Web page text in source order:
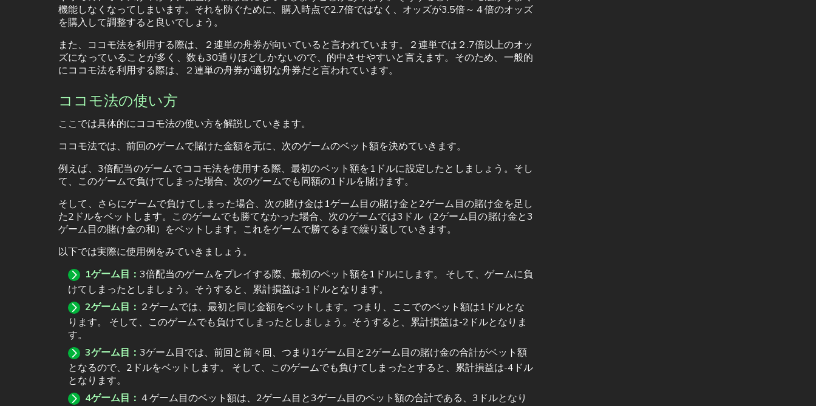
機能しなくなってしまいます。それを防ぐために、購入時点で2.7倍ではなく、オッズが3.5倍～４倍のオッズ
を購入して調整すると良いでしょう。
また、ココモ法を利用する際は、２連単の舟券が向いていると言われています。２連単では２.7倍以上のオッ
ズになっていることが多く、数も30通りほどしかないので、的中させやすいと言えます。そのため、一般的
にココモ法を利用する際は、２連単の舟券が適切な舟券だと言われています。
ココモ法の使い方
ここでは具体的にココモ法の使い方を解説していきます。
ココモ法では、前回のゲームで賭けた金額を元に、次のゲームのベット額を決めていきます。
例えば、3倍配当のゲームでココモ法を使用する際、最初のベット額を1ドルに設定したとしましょう。そし
て、このゲームで負けてしまった場合、次のゲームでも同額の1ドルを賭けます。
そして、さらにゲームで負けてしまった場合、次の賭け金は1ゲーム目の賭け金と2ゲーム目の賭け金を足し
た2ドルをベットします。このゲームでも勝てなかった場合、次のゲームでは3ドル（2ゲーム目の賭け金と3
ゲーム目の賭け金の和）をベットします。これをゲームで勝てるまで繰り返していきます。
以下では実際に使用例をみていきましょう。
1ゲーム目： 3倍配当のゲームをプレイする際、最初のベット額を1ドルにします。 そして、ゲームに負
けてしまったとしましょう。そうすると、累計損益は-1ドルとなります。
2ゲーム目： ２ゲームでは、最初と同じ金額をベットします。つまり、ここでのベット額は1ドルとな
ります。 そして、このゲームでも負けてしまったとしましょう。そうすると、累計損益は-2ドルとなりま
す。
3ゲーム目： 3ゲーム目では、前回と前々回、つまり1ゲーム目と2ゲーム目の賭け金の合計がベット額
となるので、2ドルをベットします。 そして、このゲームでも負けてしまったとすると、累計損益は-4ドル
となります。
4ゲーム目： ４ゲーム目のベット額は、2ゲーム目と3ゲーム目のベット額の合計である、3ドルとなり